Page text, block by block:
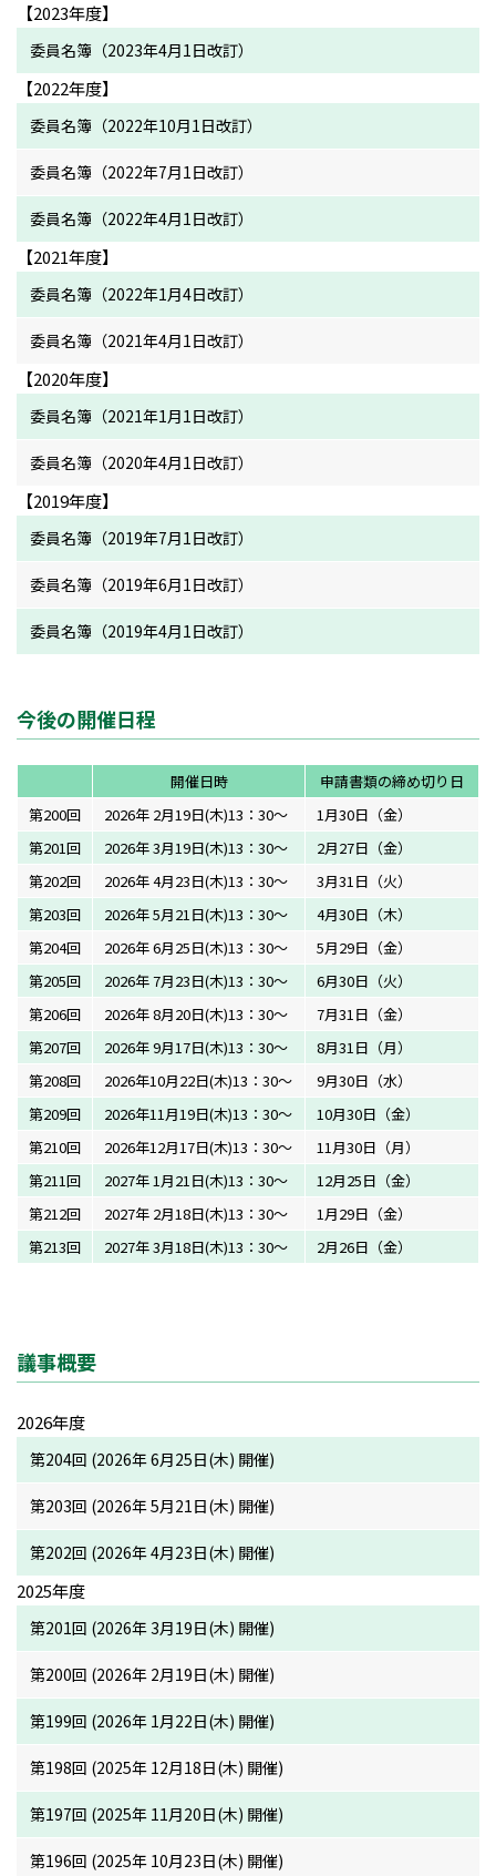
【2023年度】
委員名簿（2023年4月1日改訂）
【2022年度】
委員名簿（2022年10月1日改訂）
委員名簿（2022年7月1日改訂）
委員名簿（2022年4月1日改訂）
【2021年度】
委員名簿（2022年1月4日改訂）
委員名簿（2021年4月1日改訂）
【2020年度】
委員名簿（2021年1月1日改訂）
委員名簿（2020年4月1日改訂）
【2019年度】
委員名簿（2019年7月1日改訂）
委員名簿（2019年6月1日改訂）
委員名簿（2019年4月1日改訂）
今後の開催日程
開催日時
申請書類の締め切り日
第200回
2026年 2月19日(木)13：30～
1月30日（金）
第201回
2026年 3月19日(木)13：30～
2月27日（金）
第202回
2026年 4月23日(木)13：30～
3月31日（火）
第203回
2026年 5月21日(木)13：30～
4月30日（木）
第204回
2026年 6月25日(木)13：30～
5月29日（金）
第205回
2026年 7月23日(木)13：30～
6月30日（火）
第206回
2026年 8月20日(木)13：30～
7月31日（金）
第207回
2026年 9月17日(木)13：30～
8月31日（月）
第208回
2026年10月22日(木)13：30～
9月30日（水）
第209回
2026年11月19日(木)13：30～
10月30日（金）
第210回
2026年12月17日(木)13：30～
11月30日（月）
第211回
2027年 1月21日(木)13：30～
12月25日（金）
第212回
2027年 2月18日(木)13：30～
1月29日（金）
第213回
2027年 3月18日(木)13：30～ 2月26日（金）
議事概要
2026年度
第204回 (2026年 6月25日(木) 開催)
第203回 (2026年 5月21日(木) 開催)
第202回 (2026年 4月23日(木) 開催)
2025年度
第201回 (2026年 3月19日(木) 開催)
第200回 (2026年 2月19日(木) 開催)
第199回 (2026年 1月22日(木) 開催)
第198回 (2025年 12月18日(木) 開催)
第197回 (2025年 11月20日(木) 開催)
第196回 (2025年 10月23日(木) 開催)